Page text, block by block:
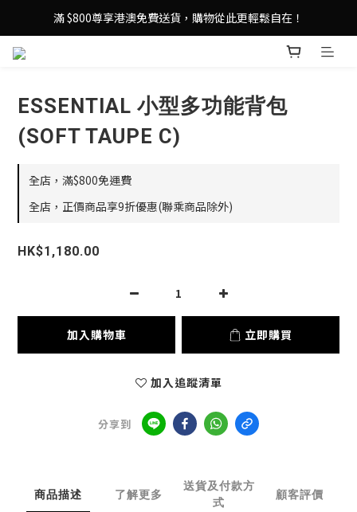
登記成為 LeSportsac網店會員，即享 HK$50 購物金禮遇！
滿 $800尊享港澳免費送貨，購物從此更輕鬆自在！
登記成為 LeSportsac網店會員，即享 HK$50 購物金禮遇！
ESSENTIAL 小型多功能背包
(SOFT TAUPE C)
全店，滿$800免運費
全店，正價商品享9折優惠(聯乘商品除外)
HK$1,180.00
加入購物車 立即購買
加入追蹤清單
分享到
商品描述 了解更多
送貨及付款方
式
顧客評價